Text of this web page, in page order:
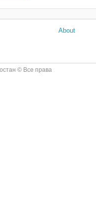
About
© Все права